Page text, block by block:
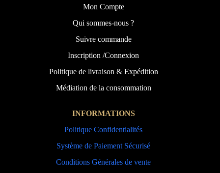
Mon Compte
Qui sommes-nous ?
Suivre commande
Inscription /Connexion
Politique de livraison & Expédition
Médiation de la consommation
INFORMATIONS
Politique Confidentialités
Système de Paiement Sécurisé
Conditions Générales de vente